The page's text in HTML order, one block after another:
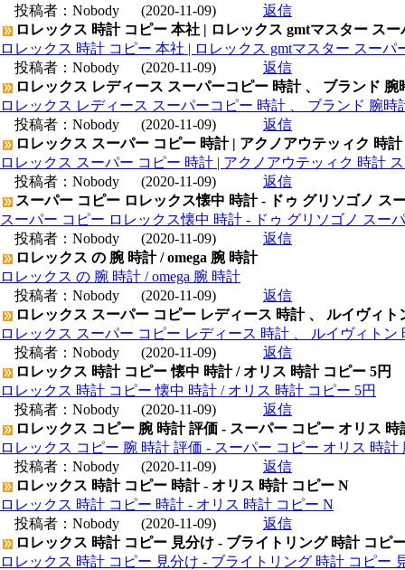
投稿者： Nobody (2020-11-09)
返信
ロレックス 時計 コピー 本社 | ロレックス gmtマスター ス
ロレックス 時計 コピー 本社 | ロレックス gmtマスター スーパ
投稿者： Nobody (2020-11-09)
返信
ロレックス レディース スーパーコピー 時計 、 ブランド
ロレックス レディース スーパーコピー 時計 、 ブランド 腕時
投稿者： Nobody (2020-11-09)
返信
ロレックス スーパー コピー 時計 | アクノアウテッィク 時
ロレックス スーパー コピー 時計 | アクノアウテッィク 時計
投稿者： Nobody (2020-11-09)
返信
スーパー コピー ロレックス懐中 時計 - ドゥ グリソゴノ ス
スーパー コピー ロレックス懐中 時計 - ドゥ グリソゴノ スー
投稿者： Nobody (2020-11-09)
返信
ロレックス の 腕 時計 / omega 腕 時計
ロレックス の 腕 時計 / omega 腕 時計
投稿者： Nobody (2020-11-09)
返信
ロレックス スーパー コピー レディース 時計 、 ルイヴィ
ロレックス スーパー コピー レディース 時計 、 ルイヴィト
投稿者： Nobody (2020-11-09)
返信
ロレックス 時計 コピー 懐中 時計 / オリス 時計 コピー 5円
ロレックス 時計 コピー 懐中 時計 / オリス 時計 コピー 5円
投稿者： Nobody (2020-11-09)
返信
ロレックス コピー 腕 時計 評価 - スーパー コピー オリス 時
ロレックス コピー 腕 時計 評価 - スーパー コピー オリス 時計
投稿者： Nobody (2020-11-09)
返信
ロレックス 時計 コピー 時計 - オリス 時計 コピー N
ロレックス 時計 コピー 時計 - オリス 時計 コピー N
投稿者： Nobody (2020-11-09)
返信
ロレックス 時計 コピー 見分け - ブライトリング 時計 コピ
ロレックス 時計 コピー 見分け - ブライトリング 時計 コピー